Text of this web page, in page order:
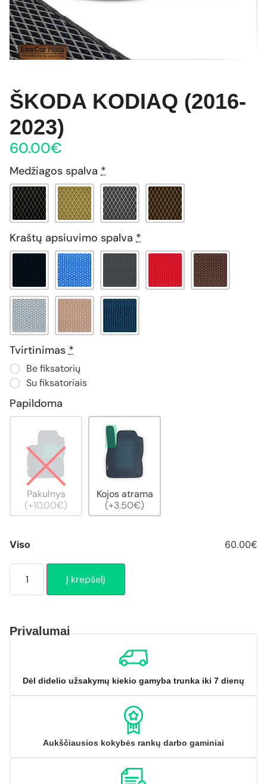
ŠKODA KODIAQ (2016-
2023)
60.00€
Medžiagos spalva *
Kraštų apsiuvimo spalva *
Tvirtinimas *
Be fiksatorių
Su fiksatoriais
Papildoma
Pakulnys
(+10.00€)
Kojos atrama
(+3.50€)
Viso 60.00€
Į krepšelį
Privalumai
Dėl didelio užsakymų kiekio gamyba trunka iki 7 dienų
Aukščiausios kokybės rankų darbo gaminiai